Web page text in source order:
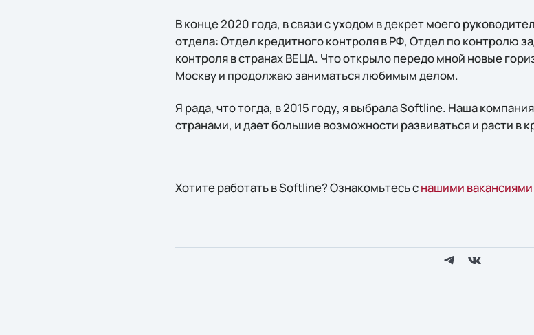
В конце 2020 года, в связи с уходом в декрет моего
отдела: Отдел кредитного контроля в РФ, Отдел по контролю
контроля в странах ВЕЦА. Что открыло передо мной новые
Москву и продолжаю заниматься любимым делом.
Я рада, что тогда, в 2015 году, я выбрала Softline. Наша
странами, и дает большие возможности развиваться и расти в
Хотите работать в Softline? Ознакомьтесь снашими вакансиями